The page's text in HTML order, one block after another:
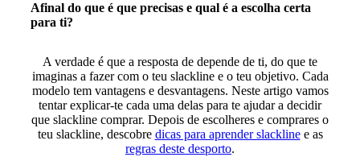
Afinal do que é que precisas e qual é a escolha certa
para ti?
A verdade é que a resposta de depende de ti, do que te
imaginas a fazer com o teu slackline e o teu objetivo. Cada
modelo tem vantagens e desvantagens. Neste artigo vamos
tentar explicar-te cada uma delas para te ajudar a decidir
que slackline comprar. Depois de escolheres e comprares o
teu slackline, descobre dicas para aprender slacklinee as
regras deste desporto.